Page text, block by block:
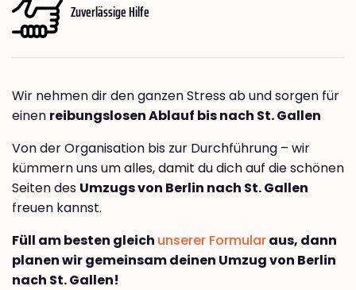
Zuverlässige Hilfe
Wir nehmen dir den ganzen Stress ab und sorgen für
einen reibungslosen Ablauf bis nach St. Gallen
Von der Organisation bis zur Durchführung – wir
kümmern uns um alles, damit du dich auf die schönen
Seiten des Umzugs von Berlin nach St. Gallen
freuen kannst.
Füll am besten gleich unserer Formularaus, dann
planen wir gemeinsam deinen Umzug von Berlin
nach St. Gallen!